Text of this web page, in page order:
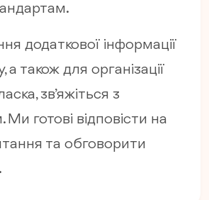
додаткової інформації
а також для організації
зв’яжіться з
готові відповісти на
та обговорити